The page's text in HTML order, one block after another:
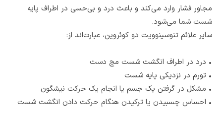
مجاور فشار وارد می‌کند و باعث درد و بی‌حسی در اطراف پایه
شست شما می‌شود.
سایر علائم تنوسینوویت دو کوئروین، عبارت‌اند از:
• درد در اطراف انگشت شست مچ دست
• تورم در نزدیکی پایه شست
• مشکل در گرفتن یک جسم یا انجام یک حرکت نیشگون
• احساس چسبیدن یا ترکیدن هنگام حرکت دادن انگشت شست